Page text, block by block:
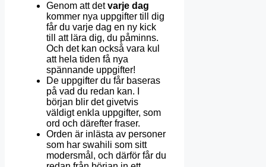
Genom att detvarje dag
kommer nya uppgifter till dig
får du varje dag en ny kick
till att lära dig, du påminns.
Och det kan också vara kul
att hela tiden få nya
spännande uppgifter!
De uppgifter du får baseras
på vad du redan kan. I
början blir det givetvis
väldigt enkla uppgifter, som
ord och därefter fraser.
Orden är inlästa av personer
som har swahili som sitt
modersmål, och därför får du